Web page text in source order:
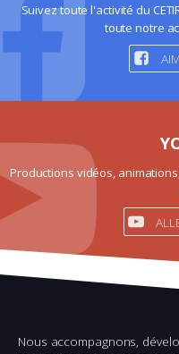
Suivez toute l'activité du
toute notre
Productions vidéos,
Nous accompagnons,